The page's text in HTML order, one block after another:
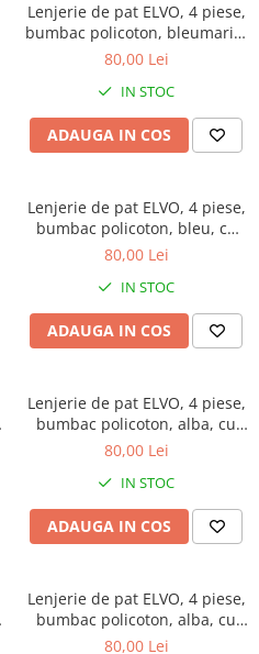
Lenjerie de pat ELVO, 4 piese,
bumbac policoton, bleumarin,
cu forme geometrice
80,00 Lei
IN STOC
ADAUGA IN COS
Lenjerie de pat ELVO, 4 piese,
bumbac policoton, bleu, cu
flori stilizate
80,00 Lei
IN STOC
ADAUGA IN COS
Lenjerie de pat ELVO, 4 piese,
bumbac policoton, alba, cu
flori mov
80,00 Lei
IN STOC
ADAUGA IN COS
Lenjerie de pat ELVO, 4 piese,
bumbac policoton, alba, cu
cercuri multicolore
80,00 Lei